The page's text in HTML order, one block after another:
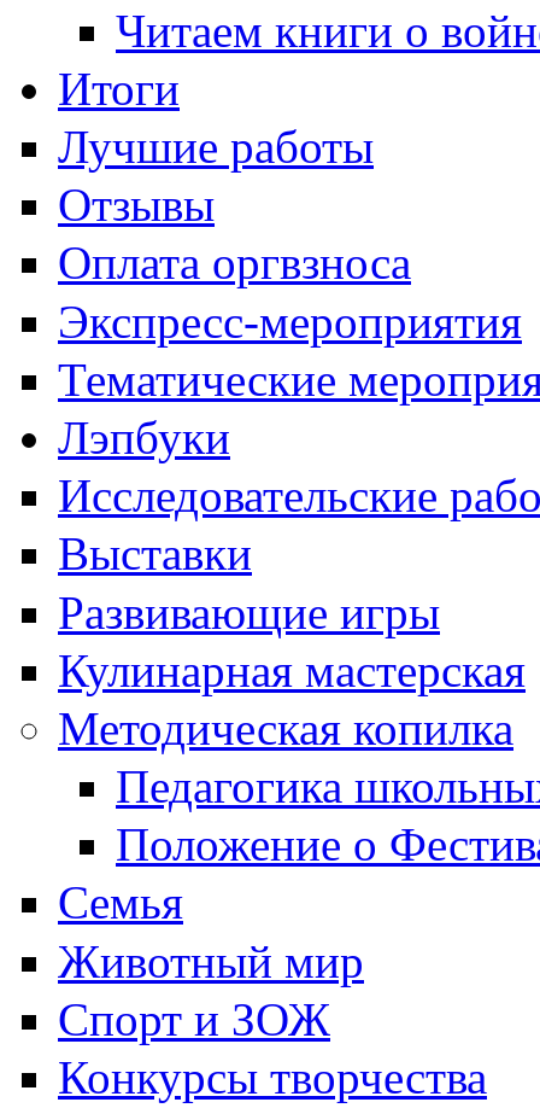
Читаем книги о
Итоги
Лучшие работы
Отзывы
Оплата оргвзноса
Экспресс-мероприятия
Тематические
Лэпбуки
Исследовательские
Выставки
Развивающие игры
Кулинарная мастерская
Методическая копилка
Педагогика
Положение о
Семья
Животный мир
Спорт и ЗОЖ
Конкурсы творчества